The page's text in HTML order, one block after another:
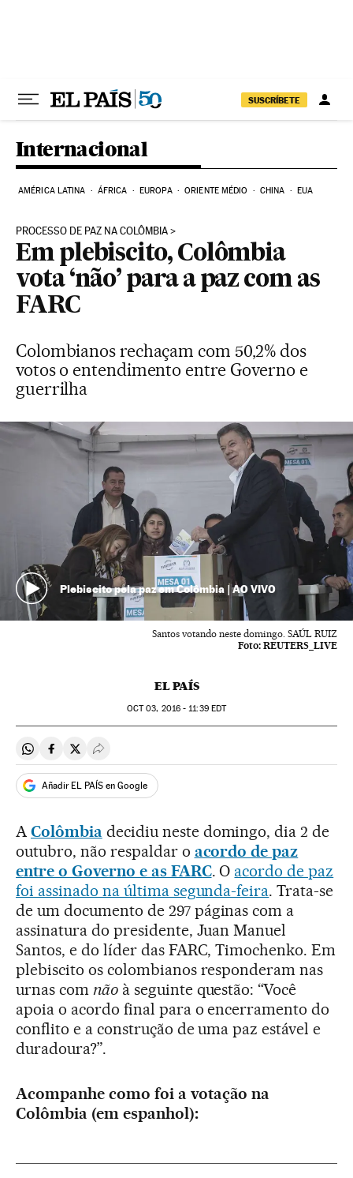
SUSCRÍBETE
Internacional
AMÉRICA LATINA ÁFRICA EUROPA ORIENTE MÉDIO CHINA EUA
PROCESSO DE PAZ NA COLÔMBIA
Em plebiscito, Colômbia
vota ‘não’ para a paz com as
FARC
Colombianos rechaçam com 50,2% dos
votos o entendimento entre Governo e
guerrilha
Plebiscito pela paz em Colômbia | AO VIVO
Santos votando neste domingo. SAÚL RUIZ
Foto: REUTERS_LIVE
EL PAÍS
OCT03, 2016 - 11:39EDT
Compartir en Whatsapp
Compartir en Facebook
Compartir en Twitter
Desplegar Redes Sociales
Añadir EL PAÍS en Google
AColômbia decidiu neste domingo, dia 2 de
outubro, não respaldar o acordo de paz
entre o Governo e as FARC. O acordo de paz
foi assinado na última segunda-feira. Trata-se
de um documento de 297 páginas com a
assinatura do presidente, Juan Manuel
Santos, e do líder das FARC, Timochenko. Em
plebiscito os colombianos responderam nas
urnas com nãoà seguinte questão: “Você
apoia o acordo final para o encerramento do
conflito e a construção de uma paz estável e
duradoura?”.
Acompanhe como foi a votação na
Colômbia (em espanhol):